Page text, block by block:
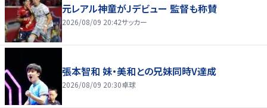
元レアル神童がJデビュー 監督も称賛
2026/08/09 20:42サッカー
張本智和 妹・美和との兄妹同時V達成
2026/08/09 20:30卓球